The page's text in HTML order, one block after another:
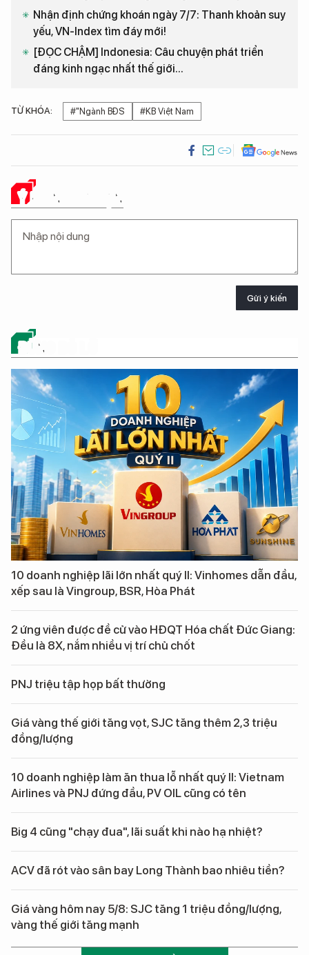
Nhận định chứng khoán ngày 7/7: Thanh khoản suy
yếu, VN-Index tìm đáy mới!
[ĐỌC CHẬM] Indonesia: Câu chuyện phát triển
đáng kinh ngạc nhất thế giới...
TỪ KHÓA: #"Ngành BĐS #KB Việt Nam
Ý KIẾN CỦA BẠN
Gửi ý kiến
ĐỪNG BỎ LỠ
10 doanh nghiệp lãi lớn nhất quý II: Vinhomes dẫn đầu,
xếp sau là Vingroup, BSR, Hòa Phát
2 ứng viên được đề cử vào HĐQT Hóa chất Đức Giang:
Đều là 8X, nắm nhiều vị trí chủ chốt
PNJ triệu tập họp bất thường
Giá vàng thế giới tăng vọt, SJC tăng thêm 2,3 triệu
đồng/lượng
10 doanh nghiệp làm ăn thua lỗ nhất quý II: Vietnam
Airlines và PNJ đứng đầu, PV OIL cũng có tên
Big 4 cũng "chạy đua", lãi suất khi nào hạ nhiệt?
ACV đã rót vào sân bay Long Thành bao nhiêu tiền?
Giá vàng hôm nay 5/8: SJC tăng 1 triệu đồng/lượng,
vàng thế giới tăng mạnh